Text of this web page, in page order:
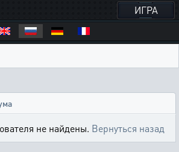
ИГРА
не найдены. Вернуться назад